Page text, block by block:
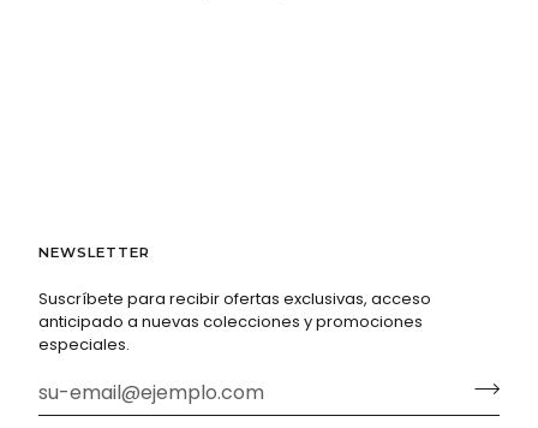
NEWSLETTER
Suscríbete para recibir ofertas exclusivas, acceso
anticipado a nuevas colecciones y promociones
especiales.